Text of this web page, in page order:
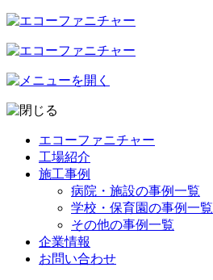
エコーファニチャー
工場紹介
施工事例
病院・施設の事例一覧
学校・保育園の事例一覧
その他の事例一覧
企業情報
お問い合わせ